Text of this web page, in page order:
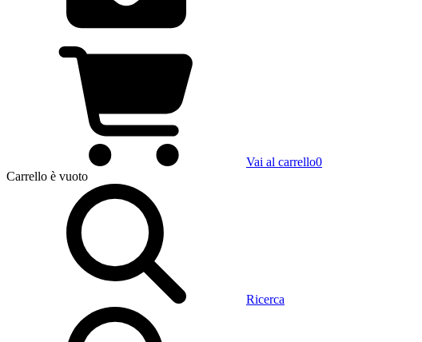
Vai al carrello0
Carrello è vuoto
Ricerca